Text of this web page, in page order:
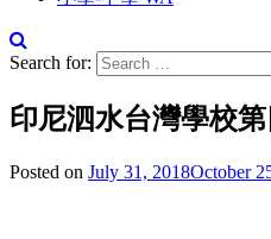
Search for:
印尼泗水台灣學校
Posted on July 31, 2018October